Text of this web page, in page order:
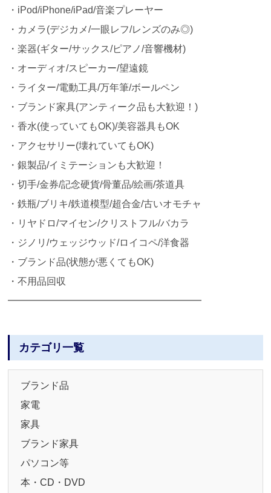
・iPod/iPhone/iPad/音楽プレーヤー
・カメラ(デジカメ/一眼レフ/レンズのみ◎)
・楽器(ギター/サックス/ピアノ/音響機材)
・オーディオ/スピーカー/望遠鏡
・ライター/電動工具/万年筆/ボールペン
・ブランド家具(アンティーク品も大歓迎！)
・香水(使っていてもOK)/美容器具もOK
・アクセサリー(壊れていてもOK)
・銀製品/イミテーションも大歓迎！
・切手/金券/記念硬貨/骨董品/絵画/茶道具
・鉄瓶/ブリキ/鉄道模型/超合金/古いオモチャ
・リヤドロ/マイセン/クリストフル/バカラ
・ジノリ/ウェッジウッド/ロイコペ/洋食器
・ブランド品(状態が悪くてもOK)
・不用品回収
━━━━━━━━━━━━━━━━━━━━
カテゴリ一覧
ブランド品
家電
家具
ブランド家具
パソコン等
本・CD・DVD